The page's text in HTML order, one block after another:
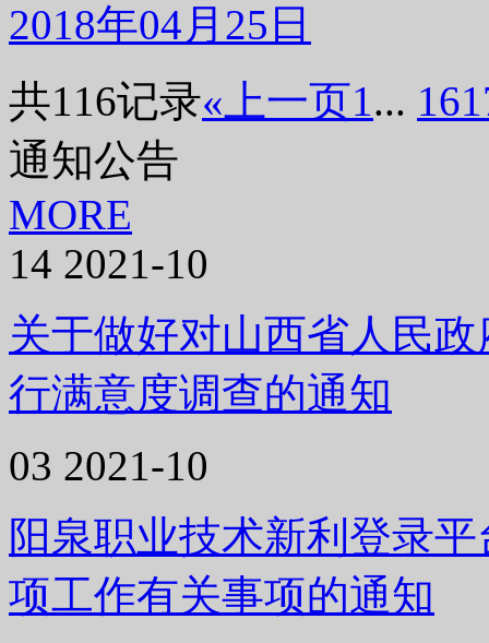
2018年04月25日
共116记录«上一页1... 16
通知公告
MORE
14 2021-10
关于做好对山西省人民
行满意度调查的通知
03 2021-10
阳泉职业技术新利登录
项工作有关事项的通知